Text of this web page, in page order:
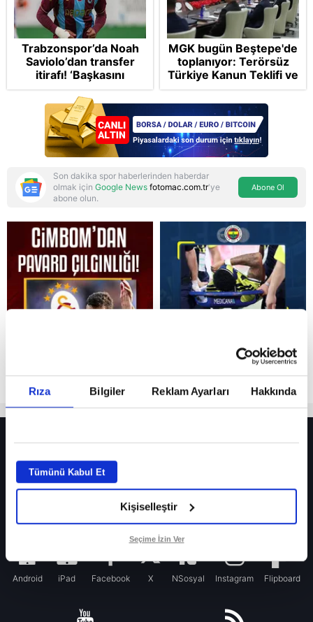
Rıza Bilgiler Reklam Ayarları Hakkında
Tümünü Kabul Et
Kişiselleştir
Seçime İzin Ver
Reddet
Trabzonspor’da Noah
Saviolo’dan transfer
itirafı! ‘Başkasını
izlemeye geldi’
MGK bugün Beştepe'de
toplanıyor: Terörsüz
Türkiye Kanun Teklifi ve
bölgesel güvenlik
başlıkları masada
Son dakika spor haberlerinden haberdar
olmak için Google News fotomac.com.tr'ye
abone olun.
Abone Ol
Fenerbahçe’de sürpriz ayrılık ihtimali! Devre arasında gelmişti
Fenerbahçe’nin yeni transferi Mason Greenwood için olay sözler!
Galatasaray’da rota yeniden Thiago Almada!
Android iPad Facebook X NSosyal Instagram Flipboard